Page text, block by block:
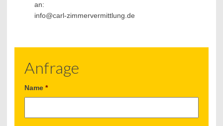
an:
info@carl-zimmervermittlung.de
Anfrage
Name *